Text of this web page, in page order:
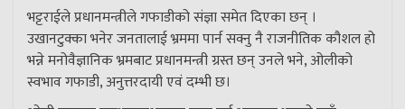
भट्टराईले प्रधानमन्त्रीले गफाडीको संज्ञा समेत दिएका छन् ।
उखानटुक्का भनेर जनतालाई भ्रममा पार्न सक्नु नै राजनीतिक कौशल हो
भन्ने मनोवैज्ञानिक भ्रमबाट प्रधानमन्त्री ग्रस्त छन् उनले भने, ओलीको
स्वभाव गफाडी, अनुत्तरदायी एवं दम्भी छ।